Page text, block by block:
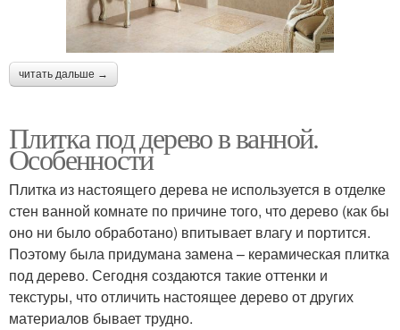
читать дальше →
Плитка под дерево в ванной.
Особенности
Плитка из настоящего дерева не используется в отделке
стен ванной комнате по причине того, что дерево (как бы
оно ни было обработано) впитывает влагу и портится.
Поэтому была придумана замена – керамическая плитка
под дерево. Сегодня создаются такие оттенки и
текстуры, что отличить настоящее дерево от других
материалов бывает трудно.